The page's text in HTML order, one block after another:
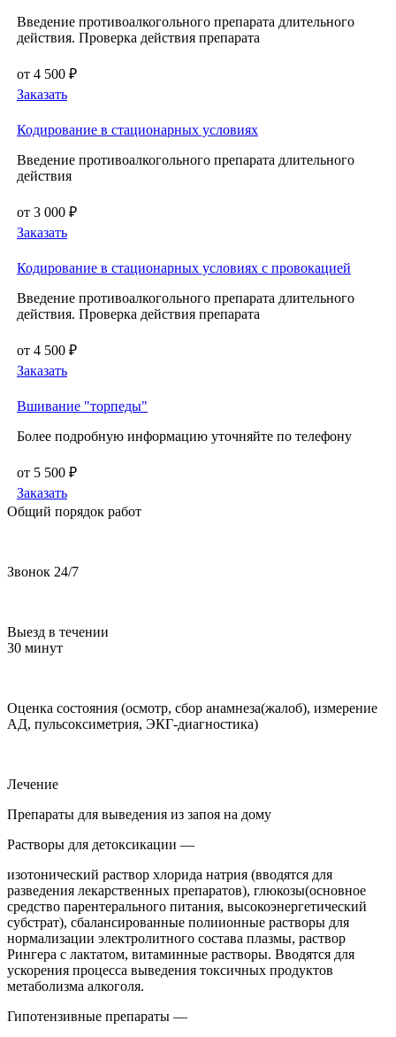
Введение противоалкогольного препарата длительного
действия. Проверка действия препарата
от 4 500 ₽
Заказать
Кодирование в стационарных условиях
Введение противоалкогольного препарата длительного
действия
от 3 000 ₽
Заказать
Кодирование в стационарных условиях с провокацией
Введение противоалкогольного препарата длительного
действия. Проверка действия препарата
от 4 500 ₽
Заказать
Вшивание "торпеды"
Более подробную информацию уточняйте по телефону
от 5 500 ₽
Заказать
Общий порядок работ
Звонок 24/7
Выезд в течении
30 минут
Оценка состояния (осмотр, сбор анамнеза(жалоб), измерение
АД, пульсоксиметрия, ЭКГ-диагностика)
Лечение
Препараты для выведения из запоя на дому
Растворы для детоксикации —
изотонический раствор хлорида натрия (вводятся для
разведения лекарственных препаратов), глюкозы(основное
средство парентерального питания, высокоэнергетический
субстрат), сбалансированные полиионные растворы для
нормализации электролитного состава плазмы, раствор
Рингера с лактатом, витаминные растворы. Вводятся для
ускорения процесса выведения токсичных продуктов
метаболизма алкоголя.
Гипотензивные препараты —